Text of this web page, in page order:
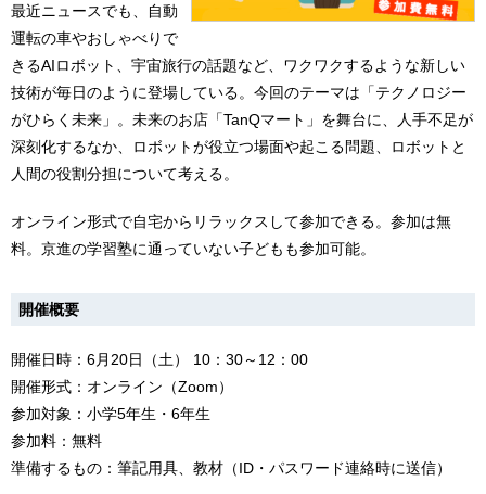
最近ニュースでも、自動
運転の車やおしゃべりで
きるAIロボット、宇宙旅行の話題など、ワクワクするような新しい
技術が毎日のように登場している。今回のテーマは「テクノロジー
がひらく未来」。未来のお店「TanQマート」を舞台に、人手不足が
深刻化するなか、ロボットが役立つ場面や起こる問題、ロボットと
人間の役割分担について考える。
オンライン形式で自宅からリラックスして参加できる。参加は無
料。京進の学習塾に通っていない子どもも参加可能。
開催概要
開催日時：6月20日（土） 10：30～12：00
開催形式：オンライン（Zoom）
参加対象：小学5年生・6年生
参加料：無料
準備するもの：筆記用具、教材（ID・パスワード連絡時に送信）